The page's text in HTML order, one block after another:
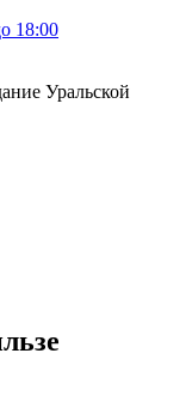
18:00
Уральской